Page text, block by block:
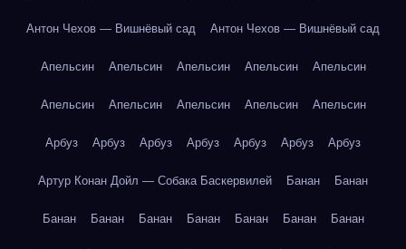
Антон Чехов — Вишнёвый сад Антон Чехов — Вишнёвый сад
Апельсин Апельсин Апельсин Апельсин Апельсин
Апельсин Апельсин Апельсин Апельсин Апельсин
Арбуз Арбуз Арбуз Арбуз Арбуз Арбуз Арбуз
Артур Конан Дойл — Собака Баскервилей Банан Банан
Банан Банан Банан Банан Банан Банан Банан